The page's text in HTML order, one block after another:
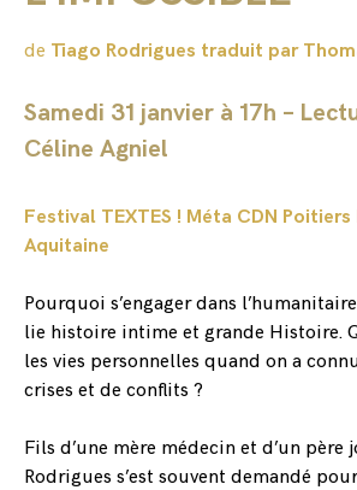
de Tiago Rodrigues traduit par
Samedi 31 janvier à 17h –
Céline Agniel
Festival TEXTES ! Méta CDN
Aquitaine
Pourquoi s’engager dans
lie histoire intime et grande Histoire.
les vies personnelles quand on a
crises et de conflits ?
Fils d’une mère médecin et d’un père
Rodrigues s’est souvent demandé